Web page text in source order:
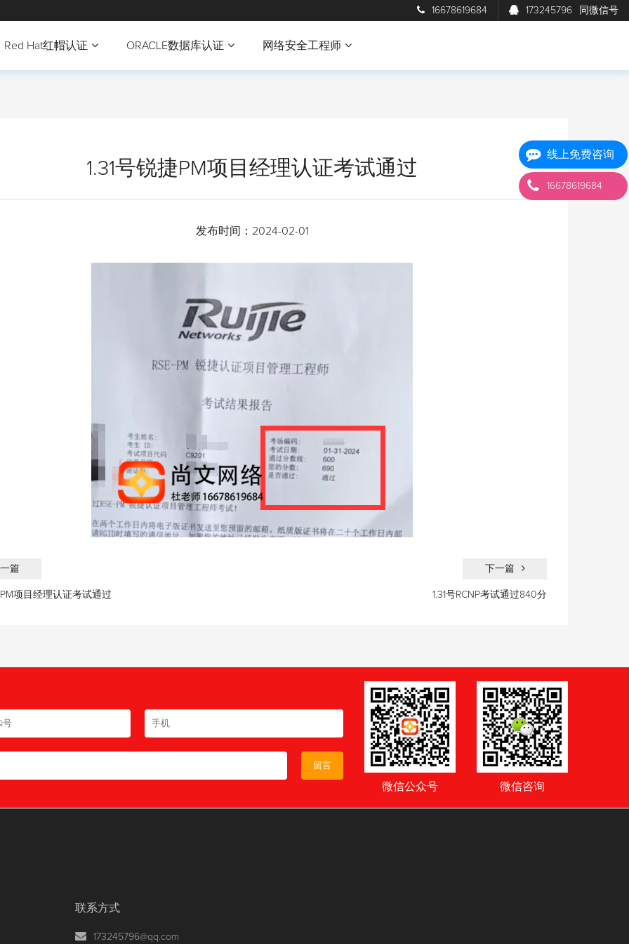
16678619684 173245796 同微信号
Red Hat红帽认证 ORACLE数据库认证 网络安全工程师
1.31号锐捷PM项目经理认证考试通过
发布时间： 2024-02-01
篇
PM项目经理认证考试通过
下一篇
1.31号RCNP考试通过840分
留言
微信公众号 微信咨询
联系方式
173245796@qq.com
线上免费咨询
16678619684